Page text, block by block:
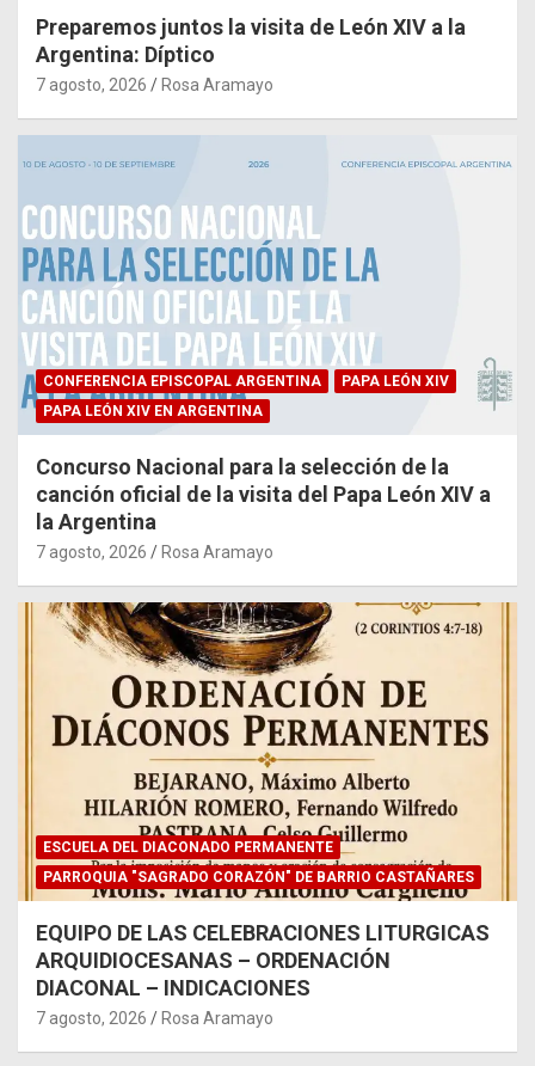
Preparemos juntos la visita de León XIV a la
Argentina: Díptico
7 agosto, 2026 Rosa Aramayo
CONFERENCIA EPISCOPAL ARGENTINA
PAPA LEÓN XIV
PAPA LEÓN XIV EN ARGENTINA
Concurso Nacional para la selección de la
canción oficial de la visita del Papa León XIV a
la Argentina
7 agosto, 2026 Rosa Aramayo
ESCUELA DEL DIACONADO PERMANENTE
PARROQUIA "SAGRADO CORAZÓN" DE BARRIO CASTAÑARES
EQUIPO DE LAS CELEBRACIONES LITURGICAS
ARQUIDIOCESANAS – ORDENACIÓN
DIACONAL – INDICACIONES
7 agosto, 2026 Rosa Aramayo